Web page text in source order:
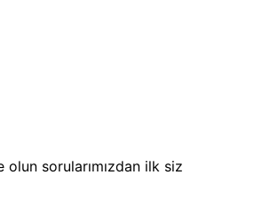
olun sorularımızdan ilk siz